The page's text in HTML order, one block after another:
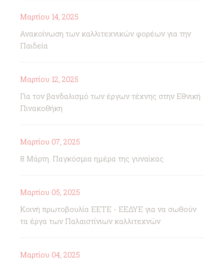
Μαρτίου 14, 2025
Ανακοίνωση των καλλιτεχνικών φορέων για την
Παιδεία
Μαρτίου 12, 2025
Για τον βανδαλισμό των έργων τέχνης στην Εθνική
Πινακοθήκη
Μαρτίου 07, 2025
8 Μάρτη. Παγκόσμια ημέρα της γυναίκας
Μαρτίου 05, 2025
Κοινή πρωτοβουλία ΕΕΤΕ - ΕΕΔΥΕ για να σωθούν
τα έργα των Παλαιστίνιων καλλιτεχνών
Μαρτίου 04, 2025